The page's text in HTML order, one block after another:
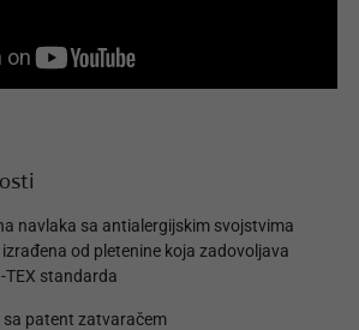
navlaka sa antialergijskim svojstvima
izrađena od pletenine koja zadovoljava
TEX standarda
sa patent zatvaračem